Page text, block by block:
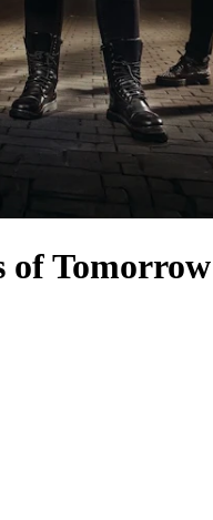
of Tomorrow